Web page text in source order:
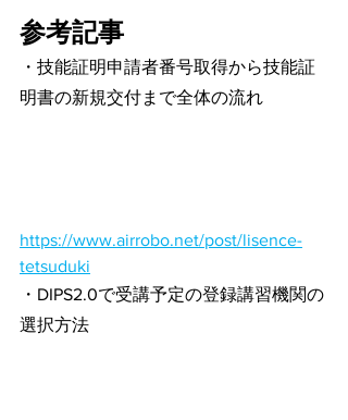
参考記事
・技能証明申請者番号取得から技能証
明書の新規交付まで全体の流れ
https://www.airrobo.net/post/lisence-
tetsuduki
・DIPS2.0で受講予定の登録講習機関の
選択方法